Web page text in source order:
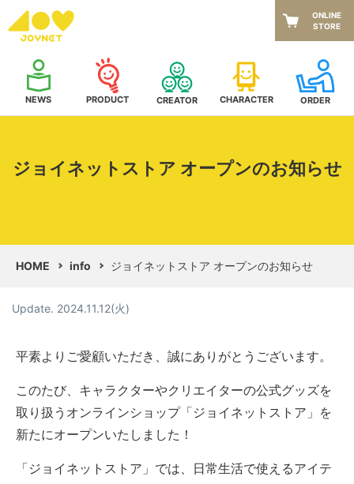
NEWS PRODUCT CREATOR CHARACTER ORDER
ONLINE
STORE
ジョイネットストア オープンのお知らせ
HOME info ジョイネットストア オープンのお知らせ
Update. 2024.11.12(火)
平素よりご愛顧いただき、誠にありがとうございます。
このたび、キャラクターやクリエイターの公式グッズを
取り扱うオンラインショップ「ジョイネットストア」を
新たにオープンいたしました！
「ジョイネットストア」では、日常生活で使えるアイテ